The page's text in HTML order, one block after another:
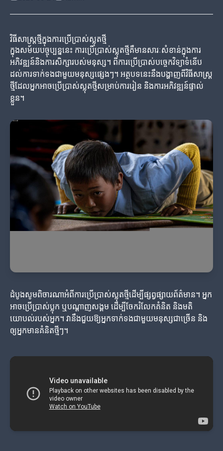
វិធីសាស្ត្រថ្មីក្នុងការប្រើប្រាស់ស្លុតថ្មី
ក្នុងសម័យបច្ចុប្បន្ននេះ ការប្រើប្រាស់ស្លុតថ្មីគឺមានសារៈសំខាន់ក្នុងការ
អភិវឌ្ឍន៍និងការសិក្សារបស់មនុស្ស។ ពីការប្រើប្រាស់បច្ចេកវិទ្យាទំនើប
ដល់ការទាក់ទងជាមួយមនុស្សផ្សេងៗ។ អត្ថបទនេះនឹងបង្ហាញពីវិធីសាស្ត្រ
ថ្មីដែលអ្នកអាចប្រើប្រាស់ស្លុតថ្មីសម្រាប់ការរៀន និងការអភិវឌ្ឍន៍ផ្ទាល់
ខ្លួន។
ដំបូងសូមពិចារណាអំពីការប្រើប្រាស់ស្លុតថ្មីដើម្បីផ្សព្វផ្សាយព័ត៌មាន។ អ្នក
អាចប្រើប្រាស់ប្លុក ឬបណ្តាញសង្គម ដើម្បីចែករំលែកគំនិត និងមតិ
យោបល់របស់អ្នក។ វានឹងជួយឱ្យអ្នកទាក់ទងជាមួយមនុស្សជាច្រើន និង
ឲ្យអ្នកមានគំនិតថ្មីៗ។